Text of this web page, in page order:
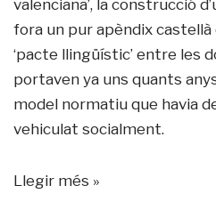
valenciana’, la construcció
fora un pur apèndix castellà
‘pacte llingüístic’ entre les
portaven ya uns quants
model normatiu que havia
vehiculat socialment.
Llegir més »